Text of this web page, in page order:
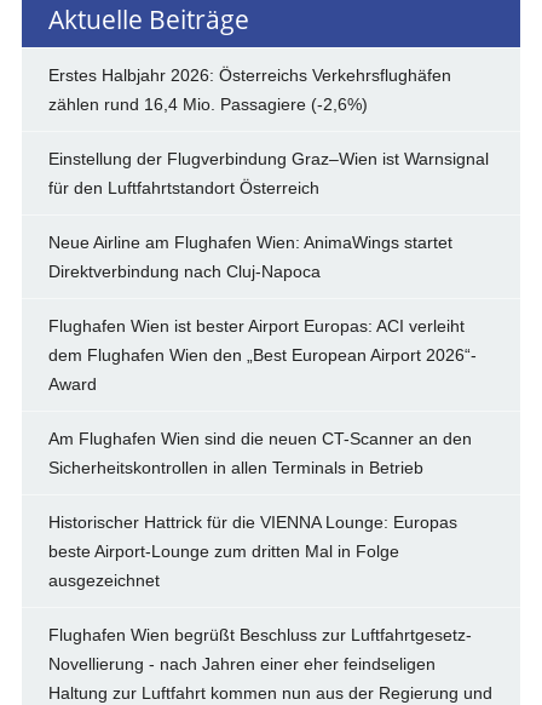
Aktuelle Beiträge
Erstes Halbjahr 2026: Österreichs Verkehrsflughäfen
zählen rund 16,4 Mio. Passagiere (-2,6%)
Einstellung der Flugverbindung Graz–Wien ist Warnsignal
für den Luftfahrtstandort Österreich
Neue Airline am Flughafen Wien: AnimaWings startet
Direktverbindung nach Cluj-Napoca
Flughafen Wien ist bester Airport Europas: ACI verleiht
dem Flughafen Wien den „Best European Airport 2026“-
Award
Am Flughafen Wien sind die neuen CT-Scanner an den
Sicherheitskontrollen in allen Terminals in Betrieb
Historischer Hattrick für die VIENNA Lounge: Europas
beste Airport-Lounge zum dritten Mal in Folge
ausgezeichnet
Flughafen Wien begrüßt Beschluss zur Luftfahrtgesetz-
Novellierung - nach Jahren einer eher feindseligen
Haltung zur Luftfahrt kommen nun aus der Regierung und